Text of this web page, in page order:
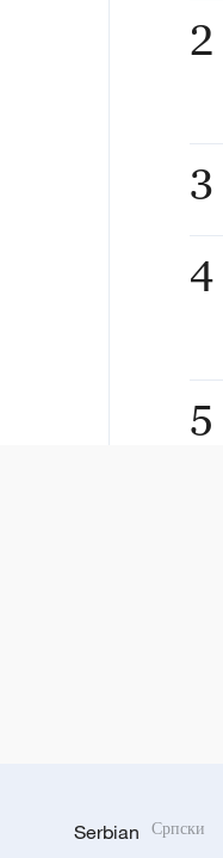
2
3
4
5
Serbian Српски